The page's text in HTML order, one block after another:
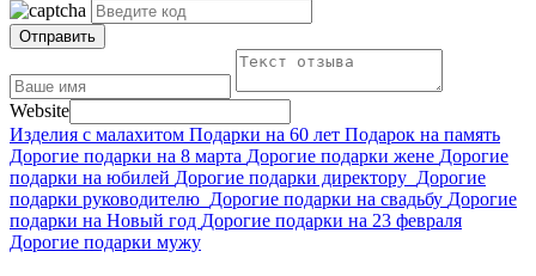
Отправить
Website
Изделия с малахитом Подарки на 60 лет Подарок на память
Дорогие подарки на 8 марта Дорогие подарки жене Дорогие
подарки на юбилей Дорогие подарки директору Дорогие
подарки руководителю Дорогие подарки на свадьбу Дорогие
подарки на Новый год Дорогие подарки на 23 февраля
Дорогие подарки мужу